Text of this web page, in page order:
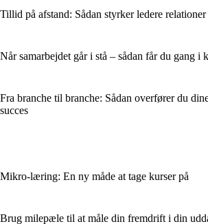
Tillid på afstand: Sådan styrker ledere
Når samarbejdet går i stå – sådan får du gang i
Fra branche til branche: Sådan overfører du
succes
Mikro-læring: En ny måde at tage kurser på
Brug milepæle til at måle din fremdrift i din